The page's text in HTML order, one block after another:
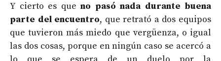
Y cierto es que no pasó nada durante buena
parte del encuentro, que retrató a dos equipos
que tuvieron más miedo que vergüenza, o igual
las dos cosas, porque en ningún caso se acercó a